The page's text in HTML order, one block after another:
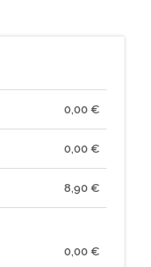
0,00 €
0,00 €
8,90 €
0,00 €